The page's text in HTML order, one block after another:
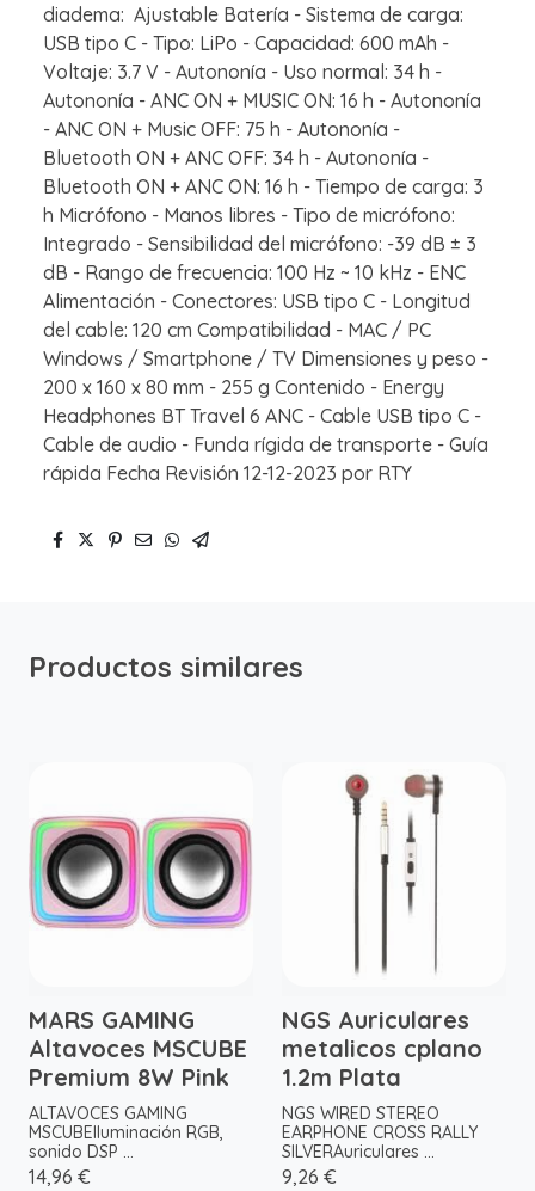
diadema: Ajustable Batería - Sistema de carga:
USB tipo C - Tipo: LiPo - Capacidad: 600 mAh -
Voltaje: 3.7 V - Autononía - Uso normal: 34 h -
Autononía - ANC ON + MUSIC ON: 16 h - Autononía
- ANC ON + Music OFF: 75 h - Autononía -
Bluetooth ON + ANC OFF: 34 h - Autononía -
Bluetooth ON + ANC ON: 16 h - Tiempo de carga: 3
h Micrófono - Manos libres - Tipo de micrófono:
Integrado - Sensibilidad del micrófono: -39 dB ± 3
dB - Rango de frecuencia: 100 Hz ~ 10 kHz - ENC
Alimentación - Conectores: USB tipo C - Longitud
del cable: 120 cm Compatibilidad - MAC / PC
Windows / Smartphone / TV Dimensiones y peso -
200 x 160 x 80 mm - 255 g Contenido - Energy
Headphones BT Travel 6 ANC - Cable USB tipo C -
Cable de audio - Funda rígida de transporte - Guía
rápida Fecha Revisión 12-12-2023 por RTY
Productos similares
MARS GAMING
Altavoces MSCUBE
Premium 8W Pink
ALTAVOCES GAMING
MSCUBEIluminación RGB,
sonido DSP ...
14,96 €
NGS Auriculares
metalicos cplano
1.2m Plata
NGS WIRED STEREO
EARPHONE CROSS RALLY
SILVERAuriculares ...
9,26 €